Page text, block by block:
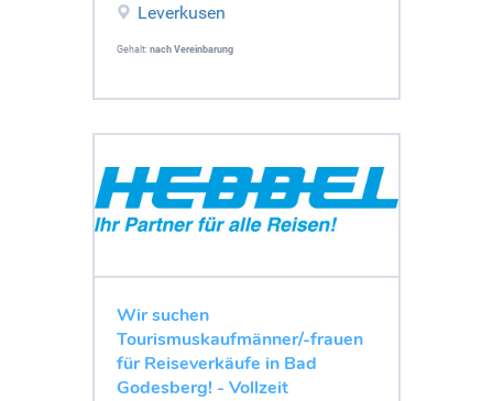
Leverkusen
Gehalt: nach Vereinbarung
Wir suchen
Tourismuskaufmänner/-frauen
für Reiseverkäufe in Bad
Godesberg! - Vollzeit